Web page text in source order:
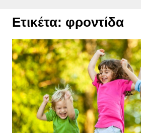
Ετικέτα: φροντίδα